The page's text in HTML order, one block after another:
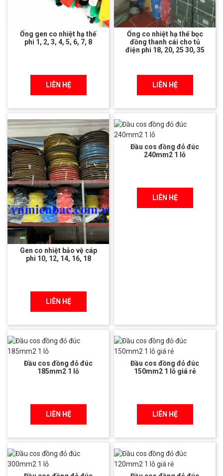
Ống gen co nhiệt hạ thế
phi 1, 2, 3, 4, 5, 6, 7, 8
LIÊN HỆ
Ống co nhiệt hạ thế bọc
đồng thanh cái cho tủ
điện phi 18, 20, 25 30, 35
LIÊN HỆ
Gen co nhiệt bảo vệ cáp
phi 10, 12, 14, 16, 18
LIÊN HỆ
Đầu cos đồng đỏ đúc
240mm2 1 lỗ
LIÊN HỆ
Đầu cos đồng đỏ đúc
185mm2 1 lỗ
LIÊN HỆ
Đầu cos đồng đỏ đúc
150mm2 1 lỗ giá rẻ
LIÊN HỆ